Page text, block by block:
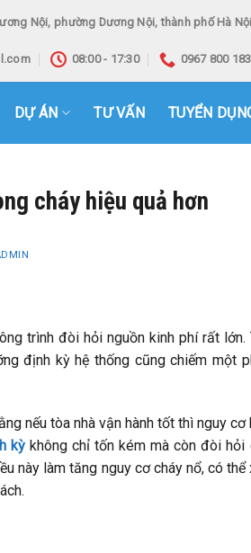
Nội, phường Dương Nội, thành phố Hà
08:00 - 17:30 0967 800 183
DỰ ÁN TƯ VẤN TUYỂN
cháy hiệu quả hơn
trình đòi hỏi nguồn kinh phí rất lớn.
định kỳ hệ thống cũng chiếm một
nếu tòa nhà vận hành tốt thì nguy cơ
kỳ không chỉ tốn kém mà còn đòi hỏi
này làm tăng nguy cơ cháy nổ, có thể